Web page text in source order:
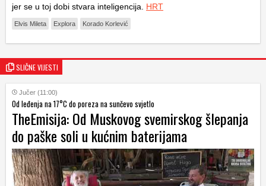
jer se u toj dobi stvara inteligencija. HRT
Elvis Mileta Explora Korado Korlević
SLIČNE VIJESTI
Jučer (11:00)
Od leđenja na 17°C do poreza na sunčevo svjetlo
TheEmisija: Od Muskovog svemirskog šlepanja
do paške soli u kućnim baterijama